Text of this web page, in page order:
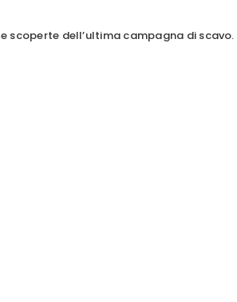
le scoperte dell’ultima campagna di scavo.